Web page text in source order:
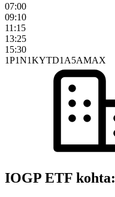
07:00
09:10
11:15
13:25
15:30
1P1N1KYTD1A5AMAX
IOGP ETF kohta: